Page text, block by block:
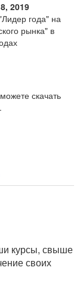
2019
года" на
рынка" в
скачать
курсы, свыше
своих